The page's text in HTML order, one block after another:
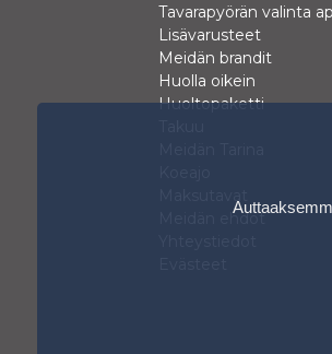
Tavarapyörän valinta
Lisävarusteet
Meidän brandit
Huolla oikein
Huoltopaketti
Meidän ehdot